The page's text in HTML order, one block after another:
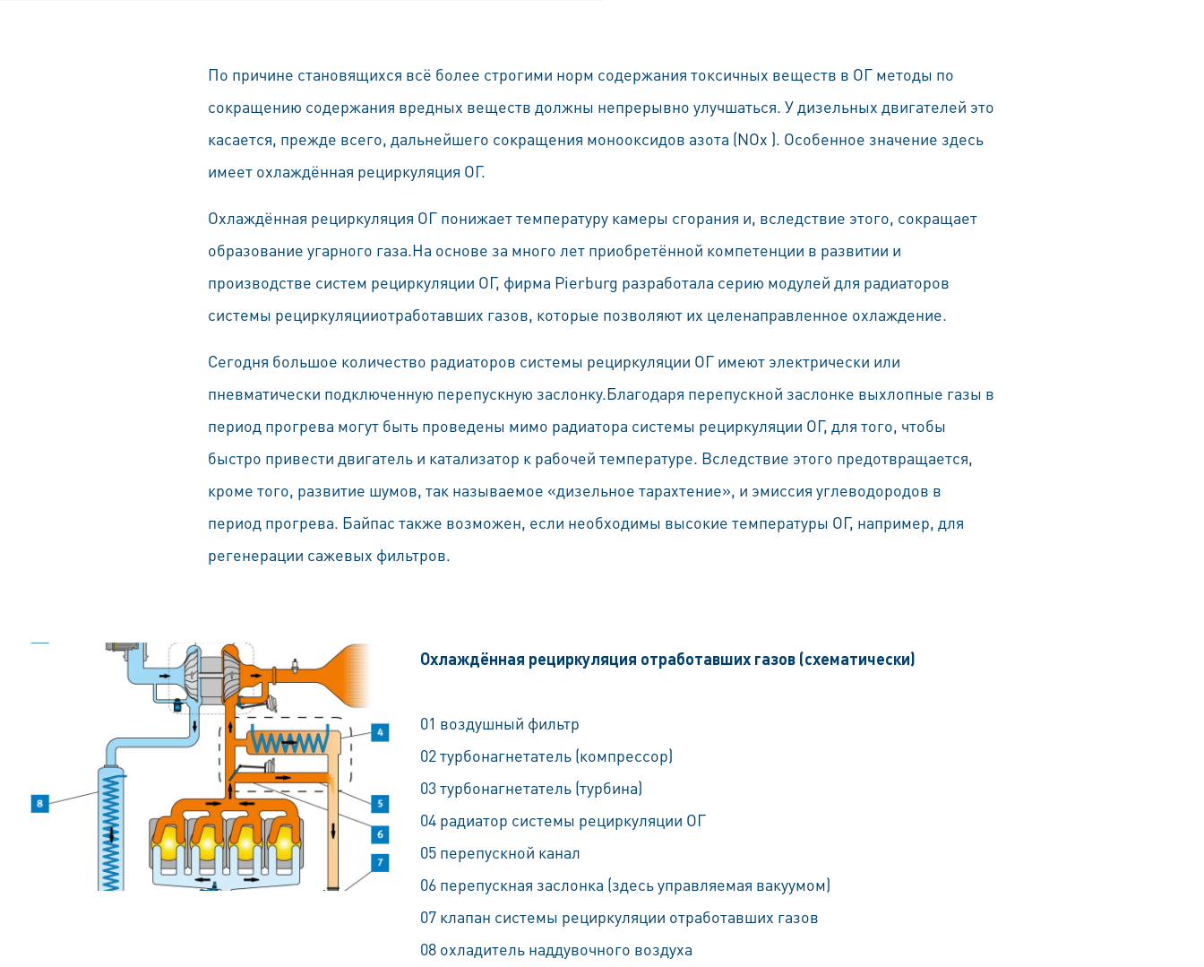
По причине становящихся всё более строгими норм содержания токсичных веществ в ОГ методы по
сокращению содержания вредных веществ должны непрерывно улучшаться. У дизельных двигателей это
касается, прежде всего, дальнейшего сокращения монооксидов азота (NOx ). Особенное значение здесь
имеет охлаждённая рециркуляция ОГ.
Охлаждённая рециркуляция ОГ понижает температуру камеры сгорания и, вследствие этого, сокращает
образование угарного газа.На основе за много лет приобретённой компетенции в развитии и
производстве систем рециркуляции ОГ, фирма Pierburg разработала серию модулей для радиаторов
системы рециркуляцииотработавших газов, которые позволяют их целенаправленное охлаждение.
Сегодня большое количество радиаторов системы рециркуляции ОГ имеют электрически или
пневматически подключенную перепускную заслонку.Благодаря перепускной заслонке выхлопные газы в
период прогрева могут быть проведены мимо радиатора системы рециркуляции ОГ, для того, чтобы
быстро привести двигатель и катализатор к рабочей температуре. Вследствие этого предотвращается,
кроме того, развитие шумов, так называемое «дизельное тарахтение», и эмиссия углеводородов в
период прогрева. Байпас также возможен, если необходимы высокие температуры ОГ, например, для
регенерации сажевых фильтров.
Oхлаждённая рециркуляция отработавших газов (схематически)
01 воздушный фильтр
02 турбонагнетатель (компрессор)
03 турбонагнетатель (турбина)
04 радиатор системы рециркуляции ОГ
05 перепускной канал
06 перепускная заслонка (здесь управляемая вакуумом)
07 клапан системы рециркуляции отработавших газов
08 охладитель наддувочного воздуха